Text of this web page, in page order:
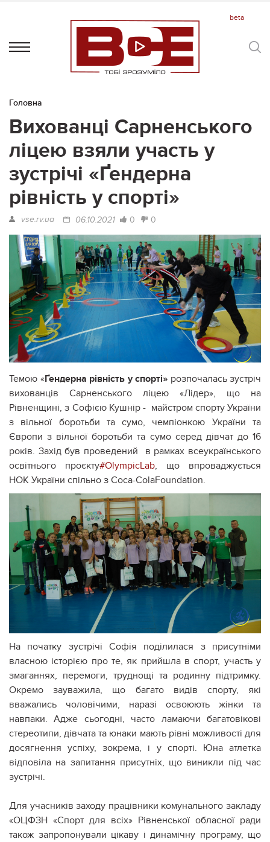
Головна
Вихованці Сарненського
ліцею взяли участь у
зустрічі «Ґендерна
рівність у спорті»
vse.rv.ua 06.10.2021 0 0
Темою «Ґендерна рівність у спорті» розпочалась зустріч
вихованців Сарненського ліцею «Лідер», що на
Рівненщині, з Софією Кушнір - майстром спорту України
з вільної боротьби та сумо, чемпіонкою України та
Європи з вільної боротьби та сумо серед дівчат до 16
років. Захід був проведений в рамках всеукраїнського
освітнього проєкту#OlympicLab, що впроваджується
НОК України спільно з Coca-ColaFoundation.
На початку зустрічі Софія поділилася з присутніми
власною історією про те, як прийшла в спорт, участь у
змаганнях, перемоги, труднощі та родинну підтримку.
Окремо зауважила, що багато видів спорту, які
вважались чоловічими, наразі освоюють жінки та
навпаки. Адже сьогодні, часто ламаючи багатовікові
стереотипи, дівчата та юнаки мають рівні можливості для
досягнення успіху, зокрема, і у спорті. Юна атлетка
відповіла на запитання присутніх, що виникли під час
зустрічі.
Для учасників заходу працівники комунального закладу
«ОЦФЗН «Спорт для всіх» Рівненської обласної ради
також запропонували цікаву і динамічну програму, що